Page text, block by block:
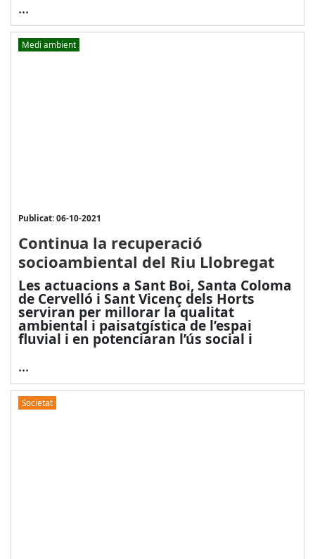
...
Medi ambient
Publicat: 06-10-2021
Continua la recuperació
socioambiental del Riu Llobregat
Les actuacions a Sant Boi, Santa Coloma
de Cervelló i Sant Vicenç dels Horts
serviran per millorar la qualitat
ambiental i paisatgística de l’espai
fluvial i en potenciaran l’ús social i
...
Societat